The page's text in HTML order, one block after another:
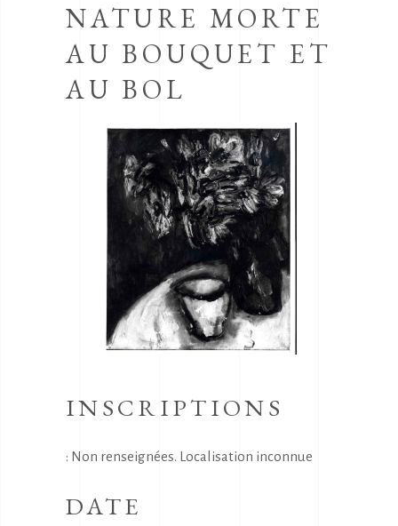
NATURE MORTE
AU BOUQUET ET
AU BOL
INSCRIPTIONS
: Non renseignées. Localisation inconnue
DATE